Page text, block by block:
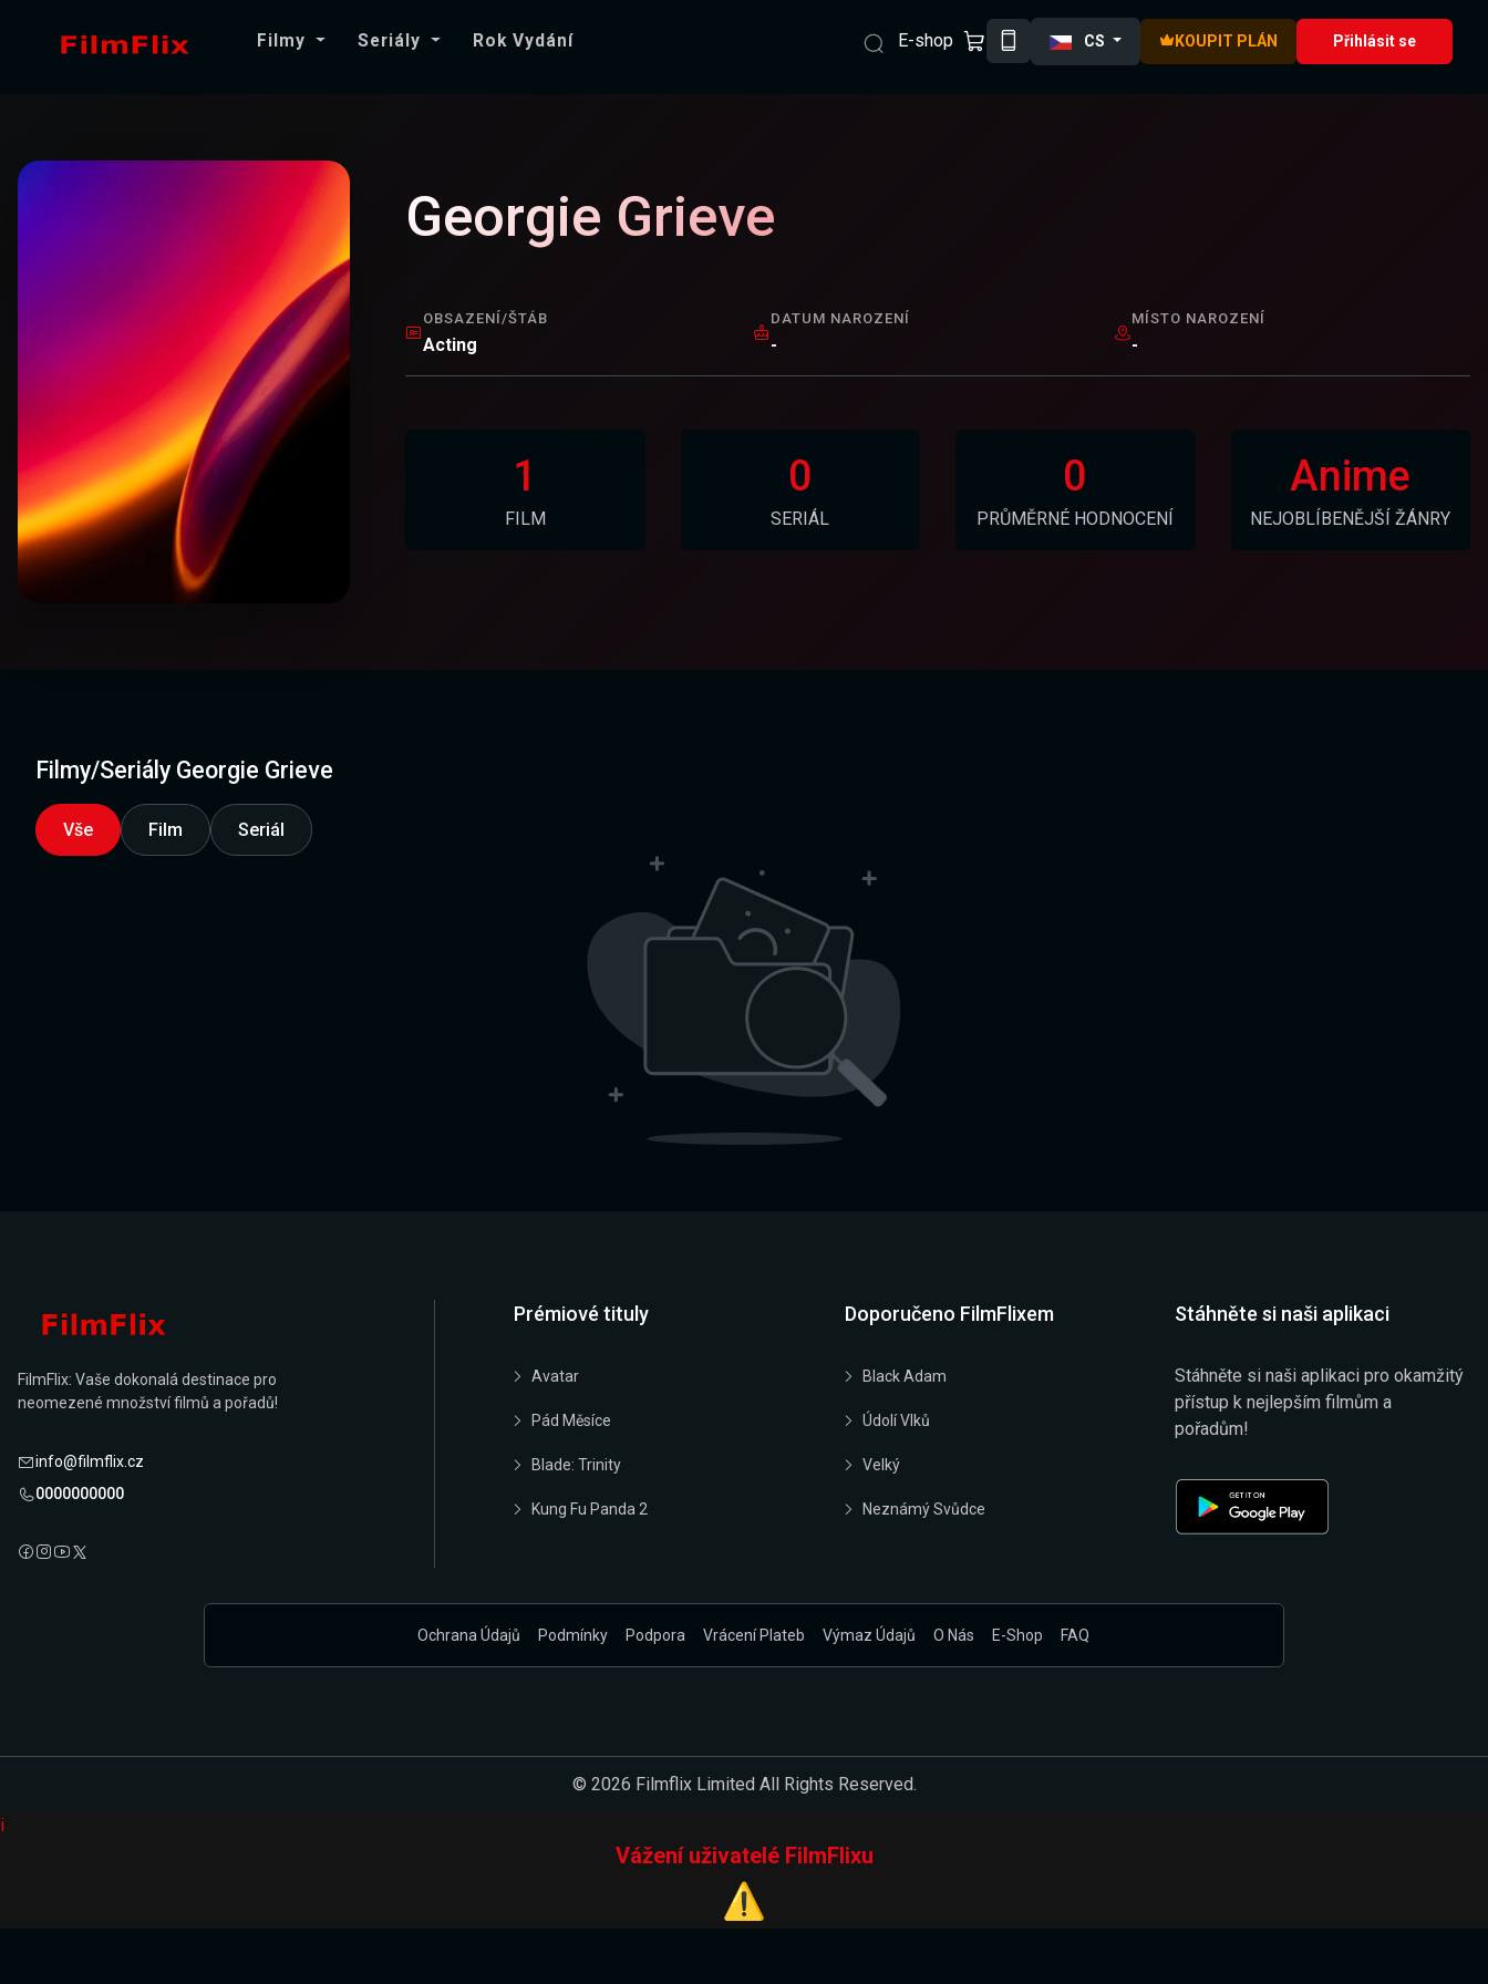
Filmy Seriály Rok Vydání E-shop CS KOUPIT PLÁN Přihlásit se
Georgie Grieve
OBSAZENÍ/ŠTÁB
Acting
DATUM NAROZENÍ
-
MÍSTO NAROZENÍ
-
1
FILM
0
SERIÁL
0
PRŮMĚRNÉ HODNOCENÍ
Anime
NEJOBLÍBENĚJŠÍ ŽÁNRY
Filmy/Seriály Georgie Grieve
Vše Film Seriál
FilmFlix: Vaše dokonalá destinace pro
neomezené množství filmů a pořadů!
info@filmflix.cz
0000000000
Prémiové tituly
Avatar
Pád Měsíce
Blade: Trinity
Kung Fu Panda 2
Doporučeno FilmFlixem
Black Adam
Údolí Vlků
Velký
Neznámý Svůdce
Stáhněte si naši aplikaci
Stáhněte si naši aplikaci pro okamžitý
přístup k nejlepším filmům a
pořadům!
Ochrana Údajů Podmínky Podpora Vrácení Plateb Výmaz Údajů O Nás E-Shop FAQ
© 2026 Filmflix Limited All Rights Reserved.
i
Vážení uživatelé FilmFlixu
⚠️